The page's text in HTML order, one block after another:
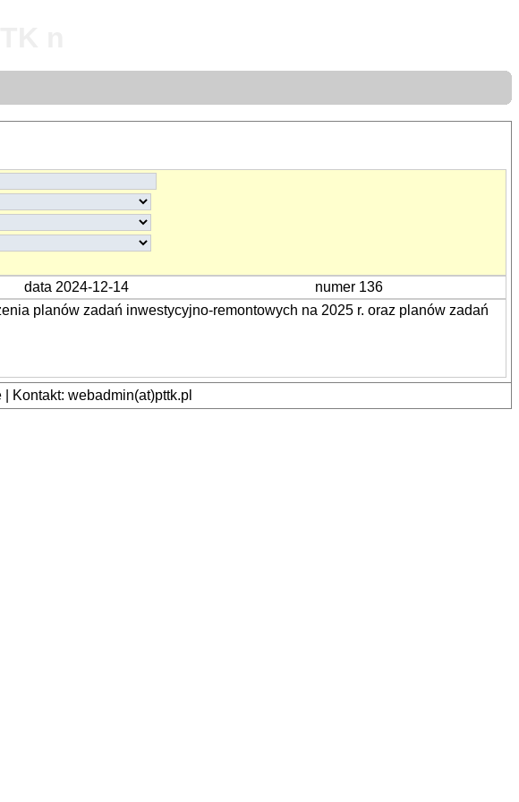
data 2024-12-14
numer 136
planów zadań inwestycyjno-remontowych na 2025 r. oraz planów zadań
Kontakt: webadmin(at)pttk.pl